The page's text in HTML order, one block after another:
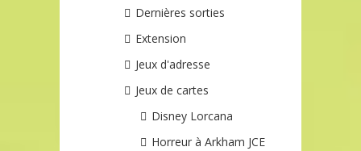
Dernières sorties
Extension
Jeux d'adresse
Jeux de cartes
Disney Lorcana
Horreur à Arkham JCE